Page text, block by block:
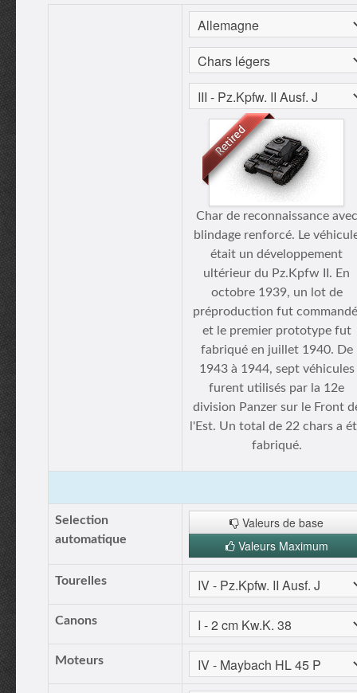
Char de reconnaissance avec
blindage renforcé. Le
était un développement
ultérieur du Pz.Kpfw II. En
octobre 1939, un lot de
préproduction fut
et le premier prototype fut
fabriqué en juillet 1940. De
1943 à 1944, sept véhicules
furent utilisés par la 12e
division Panzer sur le Front
l'Est. Un total de 22 chars a
fabriqué.
Selection
automatique
Valeurs de base
Valeurs Maximum
Tourelles
Canons
Moteurs